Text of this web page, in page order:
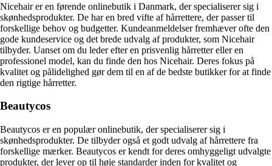
Nicehair er en førende onlinebutik i Danmark, der specialiserer sig i
skønhedsprodukter. De har en bred vifte af hårrettere, der passer til
forskellige behov og budgetter. Kundeanmeldelser fremhæver ofte den
gode kundeservice og det brede udvalg af produkter, som Nicehair
tilbyder. Uanset om du leder efter en prisvenlig hårretter eller en
professionel model, kan du finde den hos Nicehair. Deres fokus på
kvalitet og pålidelighed gør dem til en af de bedste butikker for at finde
den rigtige hårretter.
Beautycos
Beautycos er en populær onlinebutik, der specialiserer sig i
skønhedsprodukter. De tilbyder også et godt udvalg af hårrettere fra
forskellige mærker. Beautycos er kendt for deres omhyggeligt udvalgte
produkter, der lever op til høje standarder inden for kvalitet og